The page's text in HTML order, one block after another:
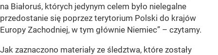
na Białoruś, których jedynym celem było nielegalne
przedostanie się poprzez terytorium Polski do krajów
Europy Zachodniej, w tym głównie Niemiec” – czytamy.
Jak zaznaczono materiały ze śledztwa, które zostały